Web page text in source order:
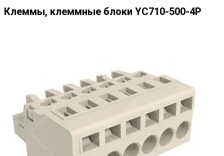
Клеммы, клеммные блоки YC710-500-4P